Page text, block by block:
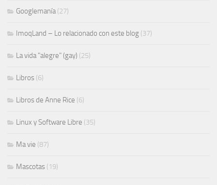
Googlemanía(27)
ImoqLand – Lo relacionado con este blog (37)
La vida "alegre" (gay) (25)
Libros (6)
Libros de Anne Rice (6)
Linux y Software Libre (35)
Ma vie (87)
Mascotas (19)